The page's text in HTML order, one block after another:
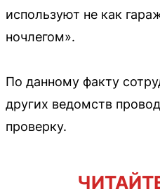
используют не как
ночлегом».
По данному факту
других ведомств
проверку.